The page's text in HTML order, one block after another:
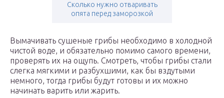
Сколько нужно отваривать
опята перед заморозкой
Вымачивать сушеные грибы необходимо в холодной
чистой воде, и обязательно помимо самого времени,
проверять их на ощупь. Смотреть, чтобы грибы стали
слегка мягкими и разбухшими, как бы вздутыми
немного, тогда грибы будут готовы и их можно
начинать варить или жарить.